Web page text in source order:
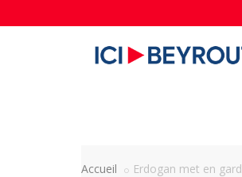
Accueil Erdogan met en